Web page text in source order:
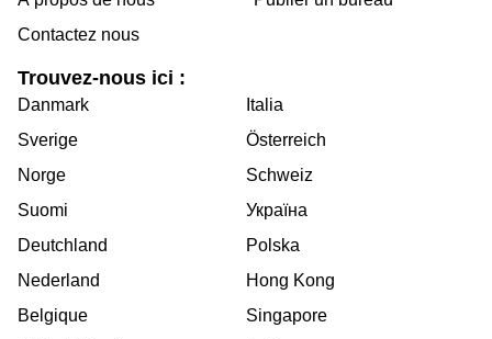
Contactez nous
Trouvez-nous ici :
Danmark
Sverige
Norge
Suomi
Deutchland
Nederland
Belgique
Italia
Österreich
Schweiz
Україна
Polska
Hong Kong
Singapore